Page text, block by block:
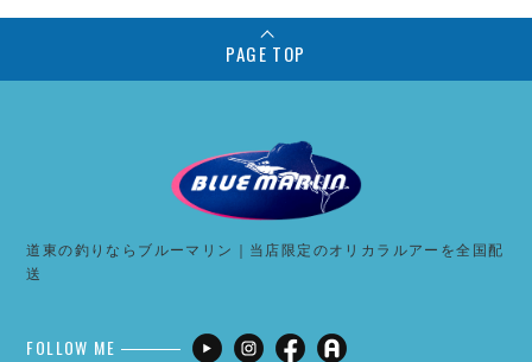
PAGE TOP
道東の釣りならブルーマリン｜当店限定のオリカラルアーを全国配
送
FOLLOW ME